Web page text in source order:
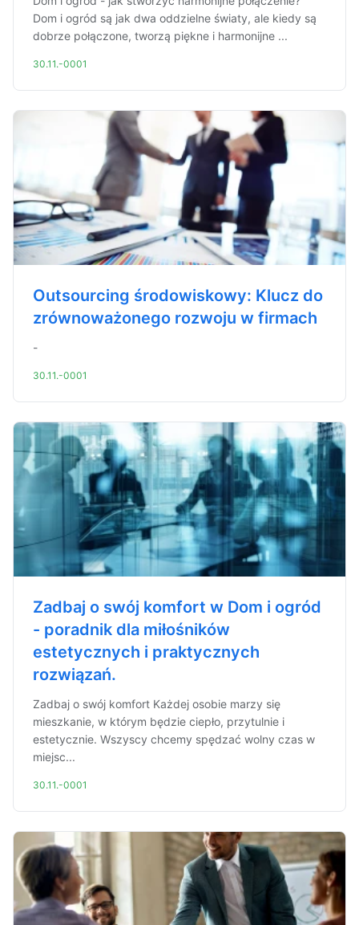
Dom i ogród są jak dwa oddzielne światy, ale kiedy są
dobrze połączone, tworzą piękne i harmonijne ...
30.11.-0001
Outsourcing środowiskowy: Klucz do
zrównoważonego rozwoju w firmach
-
30.11.-0001
Zadbaj o swój komfort w Dom i ogród
- poradnik dla miłośników
estetycznych i praktycznych
rozwiązań.
Zadbaj o swój komfort Każdej osobie marzy się
mieszkanie, w którym będzie ciepło, przytulnie i
estetycznie. Wszyscy chcemy spędzać wolny czas w
miejsc...
30.11.-0001